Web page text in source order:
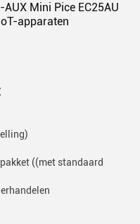
Mini Pice EC25AU
apparaten
((met standaard